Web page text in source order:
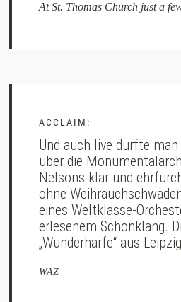
At St. Thomas Church just a
ACCLAIM:
Und auch live durfte
über die
Nelsons klar und
ohne
eines Weltklasse-
erlesenem Schönklang.
„Wunderharfe“ aus
WAZ